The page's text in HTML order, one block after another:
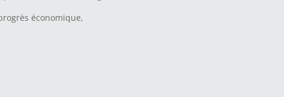
économique,